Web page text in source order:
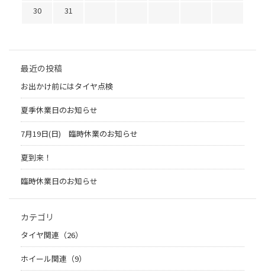
30
31
最近の投稿
お出かけ前にはタイヤ点検
夏季休業日のお知らせ
7月19日(日) 臨時休業のお知らせ
夏到来！
臨時休業日のお知らせ
カテゴリ
タイヤ関連（26）
ホイール関連（9）